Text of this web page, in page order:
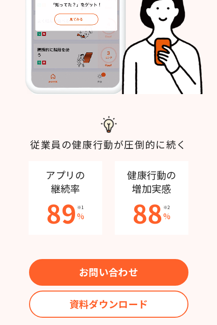
従業員の健康行動が圧倒的に続く
アプリの
継続率
89 ※1
%
健康行動の
増加実感
88 ※2
%
お問い合わせ
資料ダウンロード